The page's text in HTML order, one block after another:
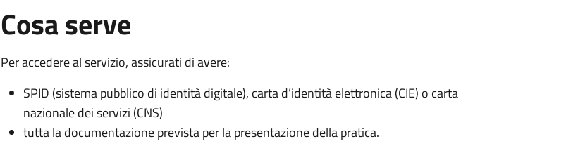
Cosa serve
Per accedere al servizio, assicurati di avere:
SPID (sistema pubblico di identità digitale), carta d’identità elettronica (CIE) o carta
nazionale dei servizi (CNS)
tutta la documentazione prevista per la presentazione della pratica.